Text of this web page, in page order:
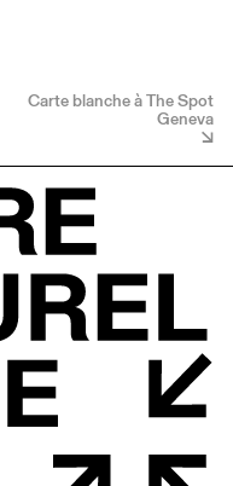
Carte blanche à The Spot
Geneva